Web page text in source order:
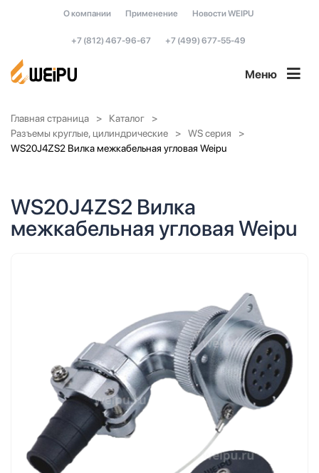
О компании Применение Новости WEIPU
+7 (812) 467-96-67 +7 (499) 677-55-49
Меню
Главная страница
Каталог
Разъемы круглые, цилиндрические
WS серия
WS20J4ZS2 Вилка межкабельная угловая Weipu
WS20J4ZS2 Вилка
межкабельная угловая Weipu